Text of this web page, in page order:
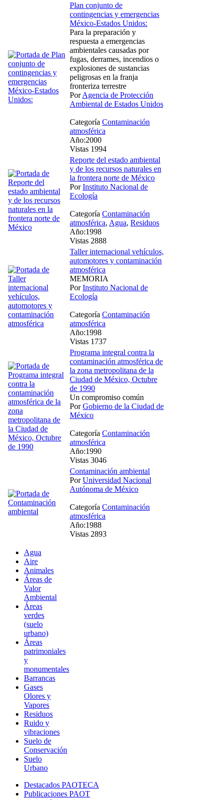
Plan conjunto de
contingencias y emergencias
México-Estados Unidos:
Para la preparación y
respuesta a emergencias
ambientales causadas por
fugas, derrames, incendios o
explosiones de sustancias
peligrosas en la franja
fronteriza terrestre
PorAgencia de Protección
Ambiental de Estados Unidos
Categoría Contaminación
atmosférica
Año:2000
Vistas 1994
Reporte del estado ambiental
y de los recursos naturales en
la frontera norte de México
PorInstituto Nacional de
Ecología
Categoría Contaminación
atmosférica, Agua, Residuos
Año:1998
Vistas 2888
Taller internacional vehículos,
automotores y contaminación
atmosférica
MEMORIA
PorInstituto Nacional de
Ecología
Categoría Contaminación
atmosférica
Año:1998
Vistas 1737
Programa integral contra la
contaminación atmosférica de
la zona metropolitana de la
Ciudad de México, Octubre
de 1990
Un compromiso común
PorGobierno de la Ciudad de
México
Categoría Contaminación
atmosférica
Año:1990
Vistas 3046
Contaminación ambiental
PorUniversidad Nacional
Autónoma de México
Categoría Contaminación
atmosférica
Año:1988
Vistas 2893
Agua
Aire
Animales
Áreas de
Valor
Ambiental
Áreas
verdes
(suelo
urbano)
Áreas
patrimoniales
y
monumentales
Barrancas
Gases
Olores y
Vapores
Residuos
Ruido y
vibraciones
Suelo de
Conservación
Suelo
Urbano
Destacados PAOTECA
Publicaciones PAOT